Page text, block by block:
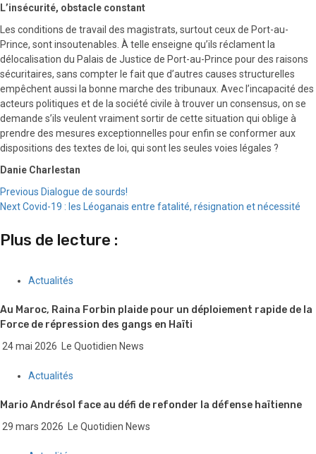
L’insécurité, obstacle constant
Les conditions de travail des magistrats, surtout ceux de Port-au-
Prince, sont insoutenables. À telle enseigne qu’ils réclament la
délocalisation du Palais de Justice de Port-au-Prince pour des raisons
sécuritaires, sans compter le fait que d’autres causes structurelles
empêchent aussi la bonne marche des tribunaux. Avec l’incapacité des
acteurs politiques et de la société civile à trouver un consensus, on se
demande s’ils veulent vraiment sortir de cette situation qui oblige à
prendre des mesures exceptionnelles pour enfin se conformer aux
dispositions des textes de loi, qui sont les seules voies légales ?
Danie Charlestan
Continue
Reading
Previous Dialogue de sourds!
NextCovid-19 : les Léoganais entre fatalité, résignation et nécessité
Plus de lecture :
Actualités
Au Maroc, Raina Forbin plaide pour un déploiement rapide de la
Force de répression des gangs en Haïti
24 mai 2026 Le Quotidien News
Actualités
Mario Andrésol face au défi de refonder la défense haïtienne
29 mars 2026 Le Quotidien News